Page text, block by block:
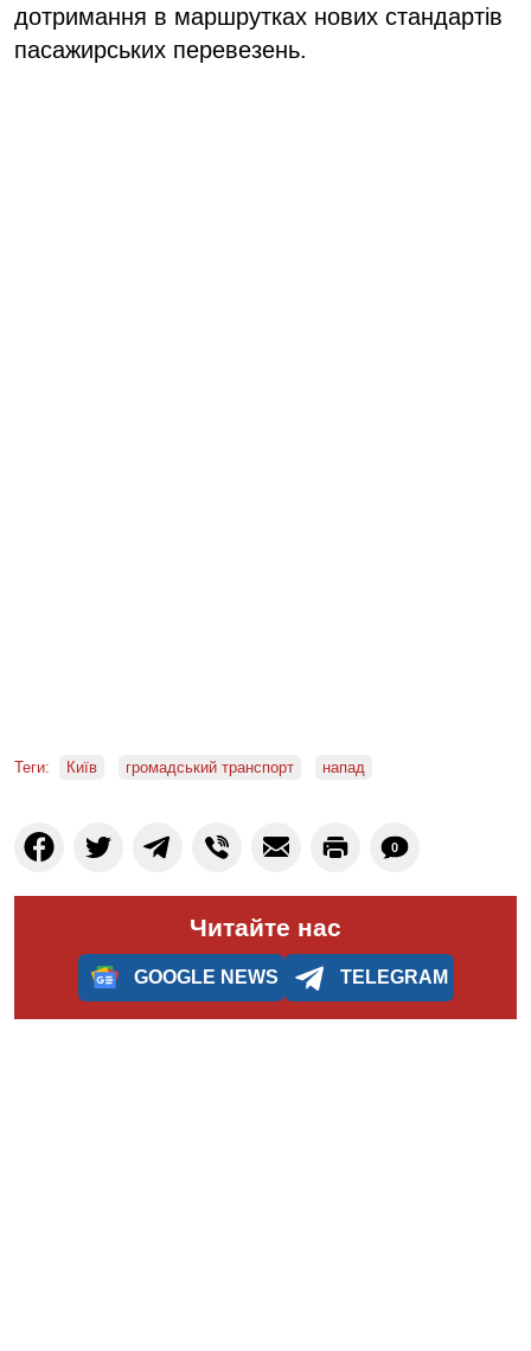
дотримання в маршрутках нових стандартів
пасажирських перевезень.
Теги: Київ громадський транспорт напад
0
Читайте нас
GOOGLE NEWS TELEGRAM